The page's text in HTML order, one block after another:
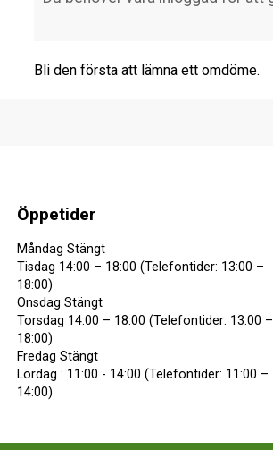
Bli den första att lämna ett omdöme.
Öppetider
Måndag Stängt
Tisdag 14:00 – 18:00 (Telefontider: 13:00 –
18:00)
Onsdag Stängt
Torsdag 14:00 – 18:00 (Telefontider: 13:00 –
18:00)
Fredag Stängt
Lördag : 11:00 - 14:00 (Telefontider: 11:00 –
14:00)